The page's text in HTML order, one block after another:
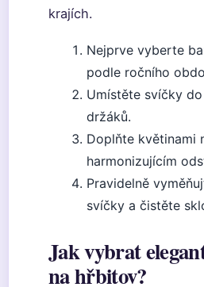
krajích.
Nejprve vyberte
podle ročního
Umístěte svíčky
držáků.
Doplňte květinami
harmonizujícím
Pravidelně
svíčky a čistěte
Jak vybrat
na hřbitov?